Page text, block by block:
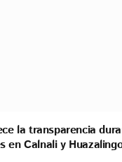
la transparencia
en Calnali y